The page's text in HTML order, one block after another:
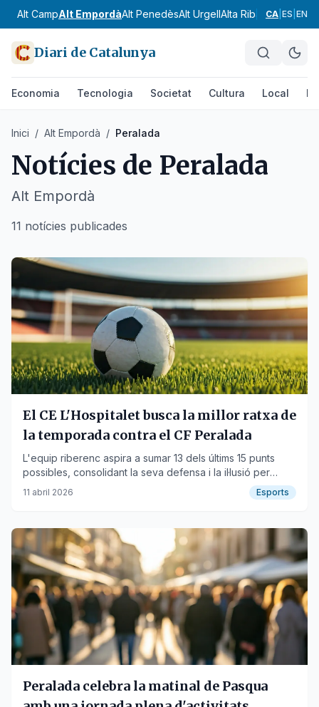
Alt CampAlt EmpordàAlt PenedèsAlt UrgellAlta RibagorçaAnoia
CA ES EN
Diari de Catalunya
Economia Tecnologia Societat Cultura Local
Inici / Alt Empordà / Peralada
Notícies de Peralada
Alt Empordà
11 notícies publicades
El CE L'Hospitalet busca la millor ratxa de
la temporada contra el CF Peralada
L'equip riberenc aspira a sumar 13 dels últims 15 punts
possibles, consolidant la seva defensa i la il·lusió per
l'ascens.
11 abril 2026 Esports
Peralada celebra la matinal de Pasqua